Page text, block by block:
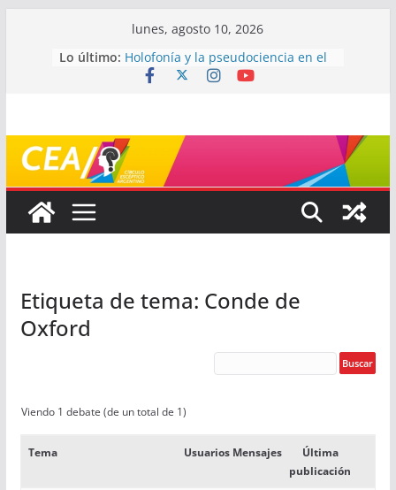
lunes, agosto 10, 2026
Lo último: Holofonía y la pseudociencia en el
audio
Mayéutica (o cómo debatir sin
terminar a los golpes)
Somos menos capaces de lo que
Etiqueta de tema: Conde de
Oxford
Viendo 1 debate (de un total de 1)
Tema Usuarios Mensajes
Última
publicación